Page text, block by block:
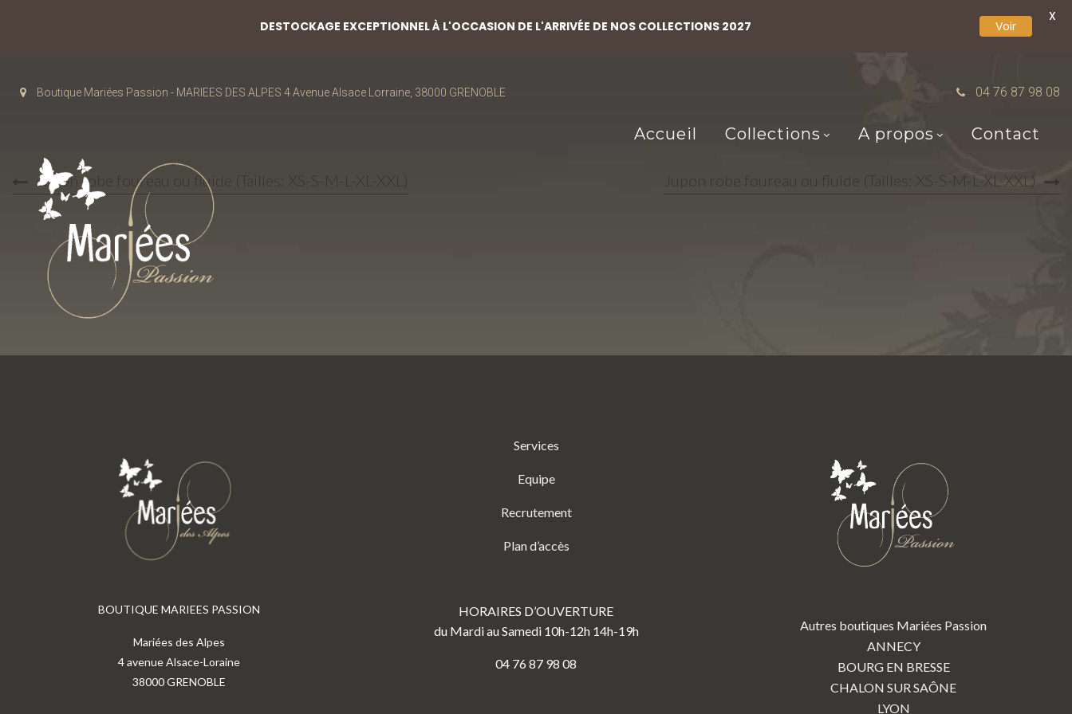
Boutique Mariées Passion - MARIEES DES ALPES 4 Avenue Alsace Lorraine, 38000 GRENOBLE 04 76 87 98 08
Accueil Collections A propos Contact
Jupon robe foureau ou fluide (Tailles: XS-S-M-L-XL-XXL) Jupon robe foureau ou fluide (Tailles: XS-S-M-L-XL-XXL)
BOUTIQUE MARIEES PASSION
Mariées des Alpes
4 avenue Alsace-Loraine
38000 GRENOBLE
Services
Equipe
Recrutement
Plan d’accès
HORAIRES D’OUVERTURE
du Mardi au Samedi 10h-12h 14h-19h
04 76 87 98 08
Autres boutiques Mariées Passion
ANNECY
BOURG EN BRESSE
CHALON SUR SAÔNE
LYON
DESTOCKAGE EXCEPTIONNEL À L'OCCASION DE L'ARRIVÉE DE NOS COLLECTIONS 2027 Voir
X